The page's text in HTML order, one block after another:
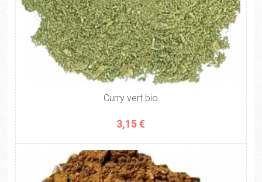
Curry vert bio
3,15 €